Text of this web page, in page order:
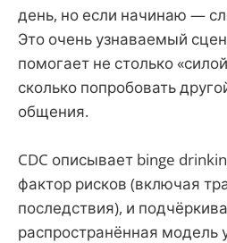
день, но если начинаю —
Это очень узнаваемый
помогает не столько
сколько попробовать
общения.
CDC описывает binge
фактор рисков (включая
последствия), и
распространённая модель